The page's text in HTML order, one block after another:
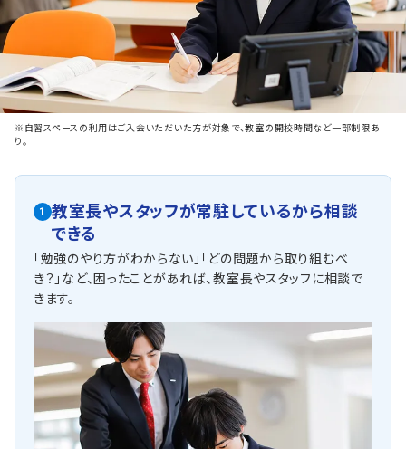
※自習スペースの利用はご入会いただいた方が対象で、教室の開校時間など一部制限あ
り。
1
教室長やスタッフが常駐しているから相談
できる
「勉強のやり方がわからない」「どの問題から取り組むべ
き？」など、困ったことがあれば、教室長やスタッフに相談で
きます。